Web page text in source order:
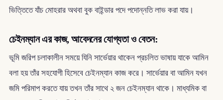
ভিত্তিতে যাঁচ মোহরার অথবা বুক বাইন্ডার পদে পদোন্নতি লাভ করা যায়।
চেইনম্যান এর কাজ, আবেদনের যোগ্যতা ও বেতন:
ভূমি জরিপ চলাকালীন সময়ে যিনি সার্ভেয়ার থাকেন প্রচলিত ভাষায় যাকে আমিন
বলা হয় তাঁর সহযোগী হিসেবে চেইনম্যান কাজ করে। সার্ভেয়ার বা আমিন যখন
জমি পরিমাপ করতে যায় তখন তাঁর সাথে ২ জন চেইনম্যান থাকে। মাধ্যমিক বা